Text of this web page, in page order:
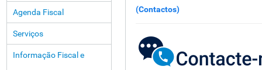
Agenda Fiscal
Serviços
Informação Fiscal e
(Contactos)